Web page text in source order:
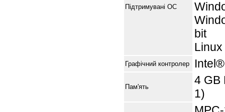
Підтримувані ОС
bit
Графічний контролер
Пам'ять
4 GB
1)